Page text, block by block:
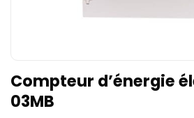
Compteur d’énergie
03MB